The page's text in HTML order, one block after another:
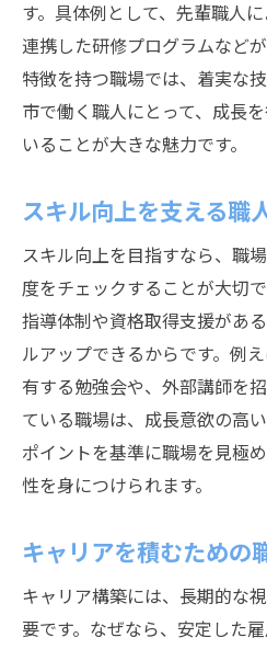
す。具体例として、先輩職人
連携した研修プログラムなど
特徴を持つ職場では、着実な
市で働く職人にとって、成長
いることが大きな魅力です。
スキル向上を支える職
スキル向上を目指すなら、職
度をチェックすることが大切
指導体制や資格取得支援があ
ルアップできるからです。例
有する勉強会や、外部講師を
ている職場は、成長意欲の高
ポイントを基準に職場を見極
性を身につけられます。
キャリアを積むための
キャリア構築には、長期的な
要です。なぜなら、安定した